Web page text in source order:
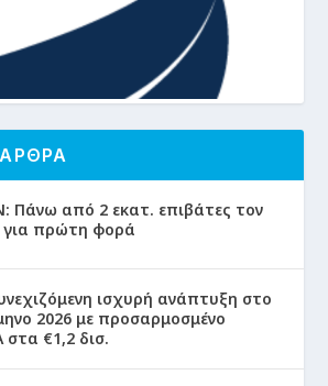
Πάνω από 2 εκατ. επιβάτες τον
για πρώτη φορά
ισχυρή ανάπτυξη στο
2026 με προσαρμοσμένο
στα €1,2 δισ.